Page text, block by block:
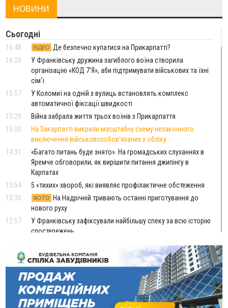
НОВИНИ
Сьогодні
16:48 ВІДЕО
Де безпечно купатися на Прикарпатті?
16:20
У Франківську дружина загиблого воїна створила
організацію «КОД 7'Я», аби підтримувати військових та їхні
сім'ї
15:57
У Коломиї на одній з вулиць встановлять комплекс
автоматичної фіксації швидкості
15:29
Війна забрала життя трьох воїнів з Прикарпаття
15:00
На Закарпатті викрили масштабну схему незаконного
виключення військовозобов’язаних з обліку
14:31
«Багато питань буде знято». На громадських слуханнях в
Яремче обговорили, як вирішити питання джипінгу в
Карпатах
13:54
5 «тихих» хвороб, які виявляє профілактичне обстеження
13:30
ФОТО
На Надрічній тривають останні приготування до
нового руху
12:57
У Франківську зафіксували найбільшу спеку за всю історію
спостережень
Лікування наркоманії Київ: чому важливо розпочати
терапію якомога раніше
12:00
Франківця, який у Косові викрав за магазину понад 640
тисяч гривень у валюті, засудили до 5 років
11:50
Податкова передасть в Міноборони для "Оберегу" дані про
чоловіків 18–60 років